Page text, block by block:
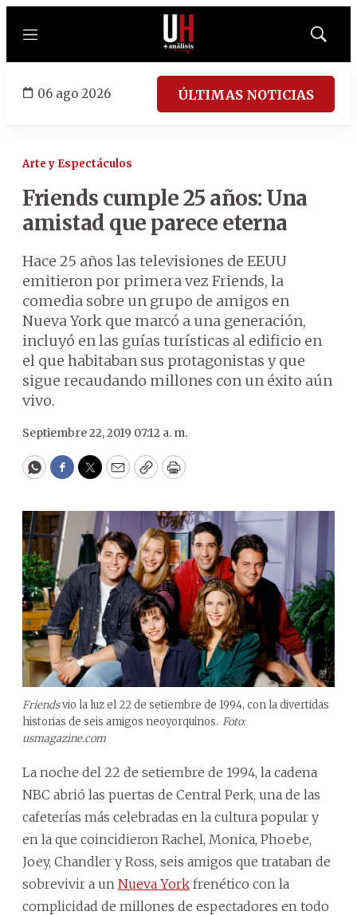
Menú
Mostrar
06 ago 2026 ÚLTIMAS NOTICIAS
Arte y Espectáculos
Friends cumple 25 años: Una
amistad que parece eterna
Hace 25 años las televisiones de EEUU
emitieron por primera vez Friends, la
comedia sobre un grupo de amigos en
Nueva York que marcó a una generación,
incluyó en las guías turísticas al edificio en
el que habitaban sus protagonistas y que
sigue recaudando millones con un éxito aún
vivo.
Septiembre 22, 2019 07:12 a. m.
WhatsApp
Facebook
Twitter
EmailCopyPrint
Friendsvio la luz el 22 de setiembre de 1994, con la divertidas
historias de seis amigos neoyorquinos. Foto:
usmagazine.com
La noche del 22 de setiembre de 1994, la cadena
NBC abrió las puertas de Central Perk, una de las
cafeterías más celebradas en la cultura popular y
en la que coincidieron Rachel, Monica, Phoebe,
Joey, Chandler y Ross, seis amigos que trataban de
sobrevivir a un Nueva York frenético con la
complicidad de millones de espectadores en todo